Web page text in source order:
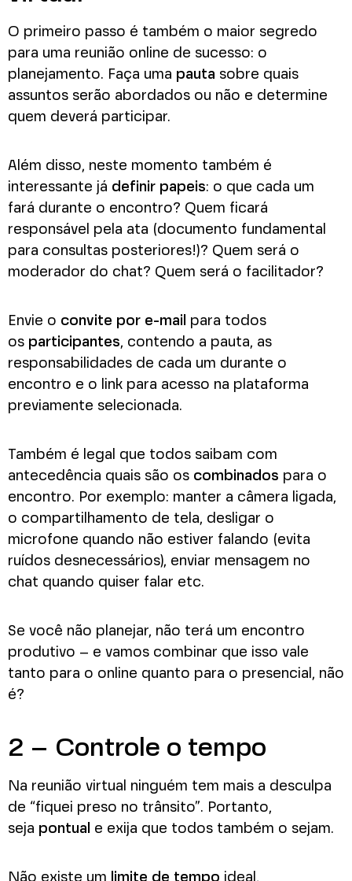
O primeiro passo é também o maior segredo
para uma reunião online de sucesso: o
planejamento. Faça uma pauta sobre quais
assuntos serão abordados ou não e determine
quem deverá participar.
Além disso, neste momento também é
interessante já definir papeis: o que cada um
fará durante o encontro? Quem ficará
responsável pela ata (documento fundamental
para consultas posteriores!)? Quem será o
moderador do chat? Quem será o facilitador?
Envie o convite por e-mail para todos
os participantes, contendo a pauta, as
responsabilidades de cada um durante o
encontro e o link para acesso na plataforma
previamente selecionada.
Também é legal que todos saibam com
antecedência quais são os combinados para o
encontro. Por exemplo: manter a câmera ligada,
o compartilhamento de tela, desligar o
microfone quando não estiver falando (evita
ruídos desnecessários), enviar mensagem no
chat quando quiser falar etc.
Se você não planejar, não terá um encontro
produtivo – e vamos combinar que isso vale
tanto para o online quanto para o presencial, não
é?
2 – Controle o tempo
Na reunião virtual ninguém tem mais a desculpa
de “fiquei preso no trânsito”. Portanto,
seja pontual e exija que todos também o sejam.
Não existe um limite de tempo ideal,